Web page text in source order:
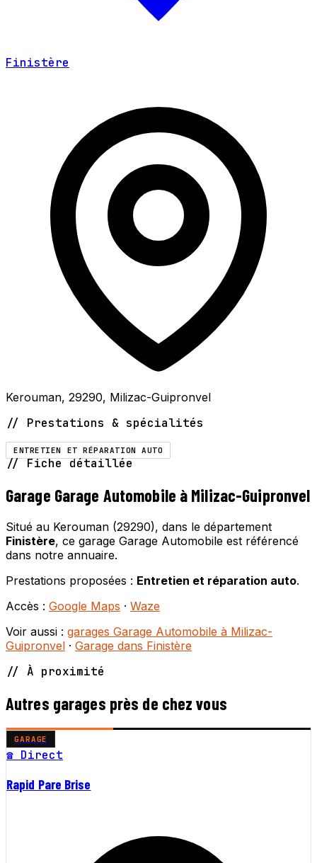
Finistère
Kerouman, 29290, Milizac-Guipronvel
// Prestations & spécialités
ENTRETIEN ET RÉPARATION AUTO
// Fiche détaillée
Garage Garage Automobile à Milizac-Guipronvel
Situé au Kerouman (29290), dans le département
Finistère, ce garage Garage Automobile est référencé
dans notre annuaire.
Prestations proposées : Entretien et réparation auto.
Accès : Google Maps · Waze
Voir aussi : garages Garage Automobile à Milizac-
Guipronvel · Garage dans Finistère
// À proximité
Autres garages près de chez vous
GARAGE
☎ Direct
Rapid Pare Brise